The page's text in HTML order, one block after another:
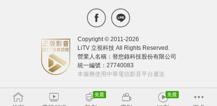
Copyright © 2011-2026
LiTV 立視科技 All Rights Reserved.
營業人名稱：替您錄科技股份有限公司
統一編號：27740083
本服務使用中華電信影音平台遞送